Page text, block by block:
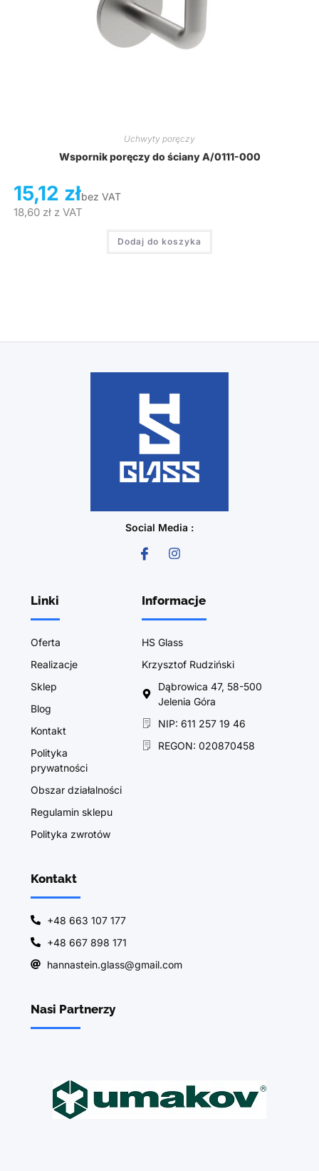
Uchwyty poręczy
Wspornik poręczy do ściany A/0111-000
15,12 złbez VAT
18,60 złz VAT
Dodaj do koszyka
Social Media :
Linki
Oferta
Realizacje
Sklep
Blog
Kontakt
Polityka
prywatności
Obszar działalności
Regulamin sklepu
Polityka zwrotów
Informacje
HS Glass
Krzysztof Rudziński
Dąbrowica 47, 58-500
Jelenia Góra
NIP: 611 257 19 46
REGON: 020870458
Kontakt
+48 663 107 177
+48 667 898 171
hannastein.glass@gmail.com
Nasi Partnerzy